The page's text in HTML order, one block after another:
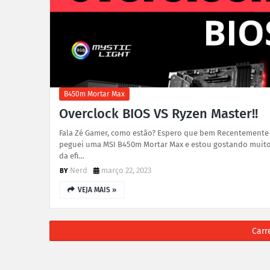
B450m Mortar Max
Overclock BIOS VS Ryzen Master!!
Fala Zé Gamer, como estão? Espero que bem Recentemente
peguei uma MSI B450m Mortar Max e estou gostando muito
da efi…
Nerd
março 22, 2023
VEJA MAIS »